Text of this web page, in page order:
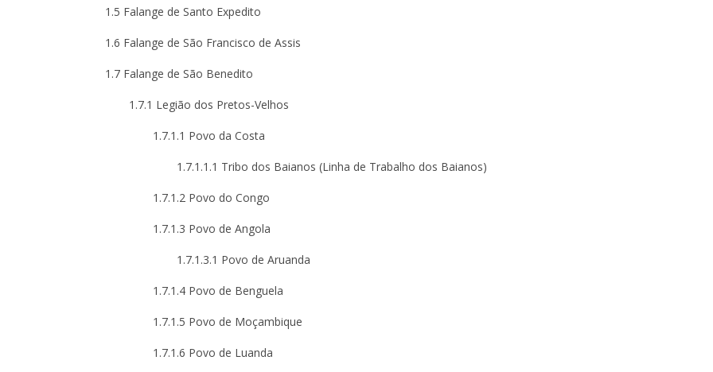
1.5 Falange de Santo Expedito
1.6 Falange de São Francisco de Assis
1.7 Falange de São Benedito
1.7.1 Legião dos Pretos-Velhos
1.7.1.1 Povo da Costa
1.7.1.1.1 Tribo dos Baianos (Linha de Trabalho dos Baianos)
1.7.1.2 Povo do Congo
1.7.1.3 Povo de Angola
1.7.1.3.1 Povo de Aruanda
1.7.1.4 Povo de Benguela
1.7.1.5 Povo de Moçambique
1.7.1.6 Povo de Luanda